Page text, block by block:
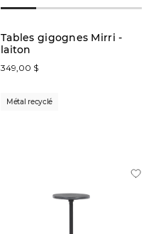
Tables gigognes Mirri -
laiton
349,00 $
Métal recyclé